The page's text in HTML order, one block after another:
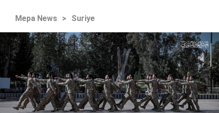
Mepa News > Suriye